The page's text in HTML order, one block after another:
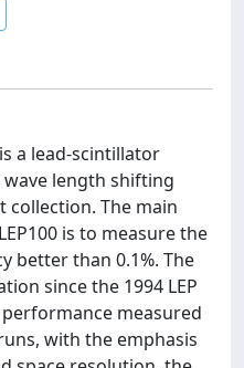
a lead-scintillator
length shifting
The main
is to measure the
better than 0.1%. The
since the 1994 LEP
measured
with the emphasis